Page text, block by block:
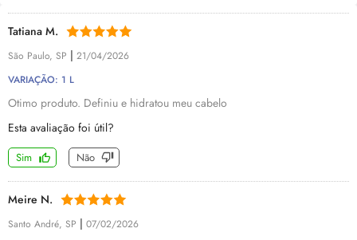
Tatiana M.
São Paulo, SP | 21/04/2026
VARIAÇÃO: 1 L
Otimo produto. Definiu e hidratou meu cabelo
Esta avaliação foi útil?
Sim Não
Meire N.
Santo André, SP | 07/02/2026